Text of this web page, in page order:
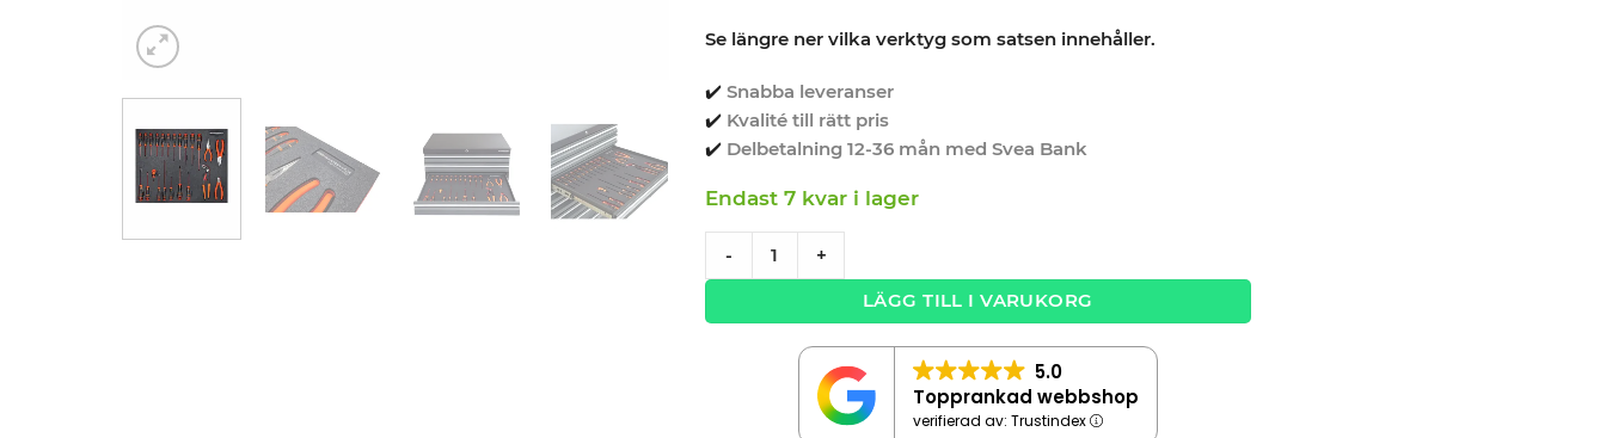
Se längre ner vilka verktyg som satsen innehåller.
✔️ Snabba leveranser
✔️ Kvalité till rätt pris
✔️ Delbetalning 12-36 mån med Svea Bank
Endast 7 kvar i lager
- +
LÄGG TILL I VARUKORG
5.0
Topprankad webbshop
verifierad av: Trustindex